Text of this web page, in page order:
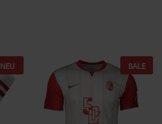
NEU SALE